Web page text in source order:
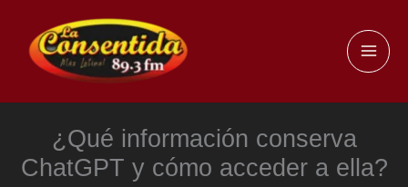
contenido
¿Qué información conserva
ChatGPT y cómo acceder a ella?